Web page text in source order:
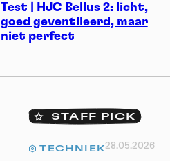
Test | HJC Bellus 2: licht,
goed geventileerd, maar
niet perfect
STAFF PICK
TECHNIEK28.05.2026